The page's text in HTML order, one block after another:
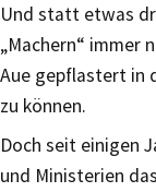
Und statt etwas
„Machern“ immer
Aue gepflastert in
zu können.
Doch seit einigen
und Ministerien